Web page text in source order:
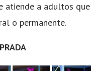
a adultos
o permanente.